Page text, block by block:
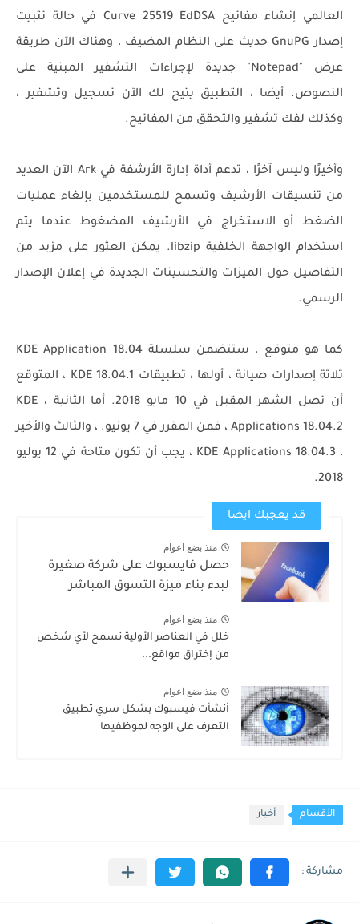
العالمي إنشاء مفاتيح Curve 25519 EdDSA في حالة تثبيت
إصدار GnuPG حديث على النظام المضيف ، وهناك الآن طريقة
عرض "Notepad" جديدة لإجراءات التشفير المبنية على
النصوص. أيضا ، التطبيق يتيح لك الآن تسجيل وتشفير ،
وكذلك لفك تشفير والتحقق من المفاتيح.
وأخيرًا وليس آخرًا ، تدعم أداة إدارة الأرشفة في Ark الآن العديد
من تنسيقات الأرشيف وتسمح للمستخدمين بإلغاء عمليات
الضغط أو الاستخراج في الأرشيف المضغوط عندما يتم
استخدام الواجهة الخلفية libzip. يمكن العثور على مزيد من
التفاصيل حول الميزات والتحسينات الجديدة في إعلان الإصدار
الرسمي.
كما هو متوقع ، ستتضمن سلسلة KDE Application 18.04
ثلاثة إصدارات صيانة ، أولها ، تطبيقات KDE 18.04.1 ، المتوقع
أن تصل الشهر المقبل في 10 مايو 2018. أما الثانية ، KDE
Applications 18.04.2 ، فمن المقرر في 7 يونيو. ، والثالث والأخير
، KDE Applications 18.04.3 ، يجب أن تكون متاحة في 12 يوليو
2018.
قد يعجبك ايضا
منذ بضع اعوام
حصل فايسبوك على شركة صغيرة
لبدء بناء ميزة التسوق المباشر
منذ بضع اعوام
خلل في العناصر الأولية تسمح لأي شخص
من إختراق مواقع...
منذ بضع اعوام
أنشأت فيسبوك بشكل سري تطبيق
التعرف على الوجه لموظفيها
الأقسام أخبار